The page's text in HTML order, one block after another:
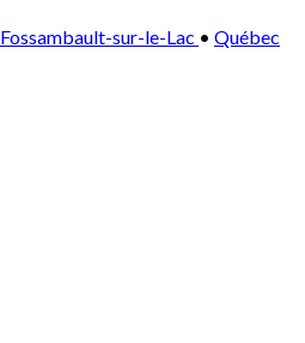
Fossambault-sur-le-Lac • Québec